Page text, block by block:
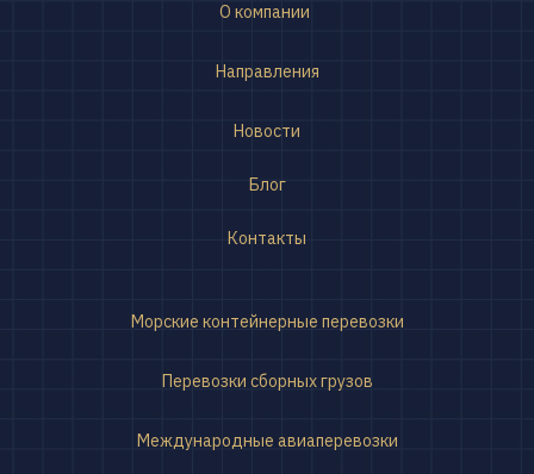
О компании
Новости
Контакты
Морские контейнерные перевозки
Перевозки сборных грузов
Международные авиаперевозки
Блог
Направления